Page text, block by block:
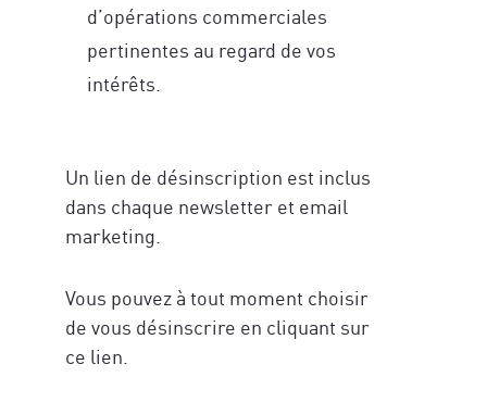
d’opérations commerciales
pertinentes au regard de vos
intérêts.
Un lien de désinscription est inclus
dans chaque newsletter et email
marketing.
Vous pouvez à tout moment choisir
de vous désinscrire en cliquant sur
ce lien.